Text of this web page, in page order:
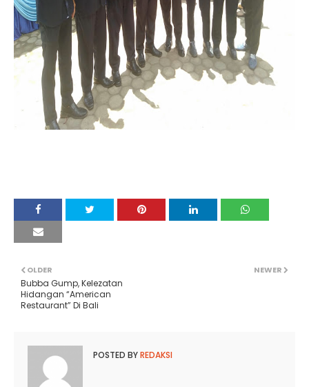
NEWER
OLDER
Bubba Gump, Kelezatan
Hidangan “American
Restaurant” Di Bali
POSTED BYREDAKSI